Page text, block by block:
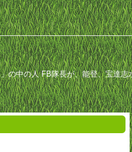
の中の人 FB隊長が、能登、宝達